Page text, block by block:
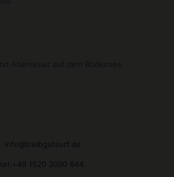
info@treibgutsurf.de
tel:+49 1520 3090 644